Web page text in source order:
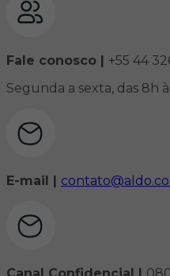
Fale conosco | +55 44
Segunda a sexta, das 8h
E-mail |
Canal Confidencial |